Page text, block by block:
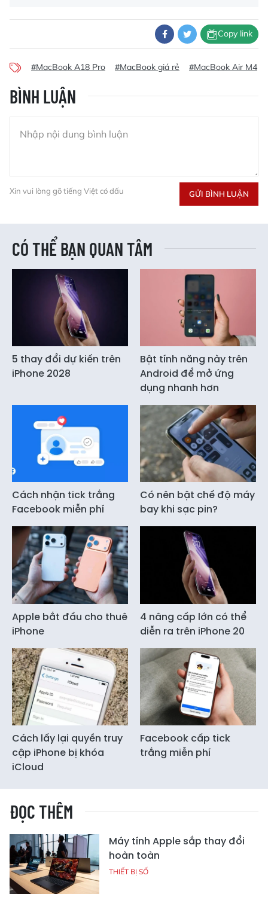
Copy link
#MacBook A18 Pro #MacBook giá rẻ #MacBook Air M4
BÌNH LUẬN
Xin vui lòng gõ tiếng Việt có dấu GỬI BÌNH LUẬN
CÓ THỂ BẠN QUAN TÂM
5 thay đổi dự kiến trên
iPhone 2028
Bật tính năng này trên
Android để mở ứng
dụng nhanh hơn
Cách nhận tick trắng
Facebook miễn phí
Có nên bật chế độ máy
bay khi sạc pin?
Apple bắt đầu cho thuê
iPhone
4 nâng cấp lớn có thể
diễn ra trên iPhone 20
Cách lấy lại quyền truy
cập iPhone bị khóa
iCloud
Facebook cấp tick
trắng miễn phí
ĐỌC THÊM
Máy tính Apple sắp thay đổi
hoàn toàn
THIẾT BỊ SỐ